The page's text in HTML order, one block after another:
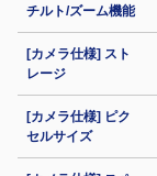
チルト/ズーム機能
[カメラ仕様] スト
レージ
[カメラ仕様] ピク
セルサイズ